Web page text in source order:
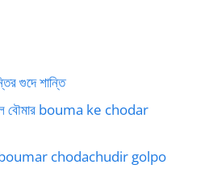
গুদে শান্তি
হল বৌমার bouma ke chodar
boumar chodachudir golpo